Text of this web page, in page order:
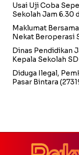
Usai Uji Coba
Sekolah Jam 6.30
Maklumat
Nekat Beroperasi
Dinas Pendidikan
Kepala Sekolah
Diduga Ilegal,
Pasar Bintara